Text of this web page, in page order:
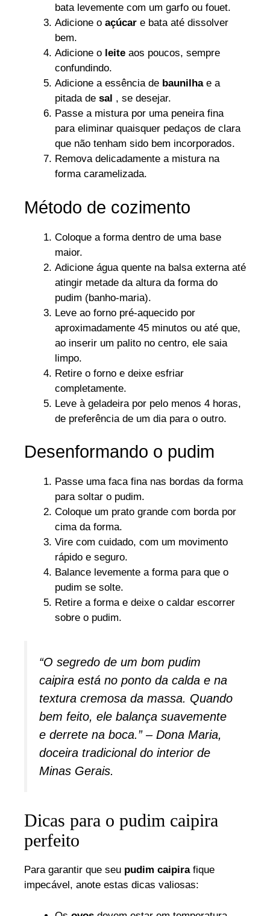
bata levemente com um garfo ou fouet.
Adicione o açúcar e bata até dissolver
bem.
Adicione o leite aos poucos, sempre
confundindo.
Adicione a essência de baunilhae a
pitada de sal , se desejar.
Passe a mistura por uma peneira fina
para eliminar quaisquer pedaços de clara
que não tenham sido bem incorporados.
Remova delicadamente a mistura na
forma caramelizada.
Método de cozimento
Coloque a forma dentro de uma base
maior.
Adicione água quente na balsa externa até
atingir metade da altura da forma do
pudim (banho-maria).
Leve ao forno pré-aquecido por
aproximadamente 45 minutos ou até que,
ao inserir um palito no centro, ele saia
limpo.
Retire o forno e deixe esfriar
completamente.
Leve à geladeira por pelo menos 4 horas,
de preferência de um dia para o outro.
Desenformando o pudim
Passe uma faca fina nas bordas da forma
para soltar o pudim.
Coloque um prato grande com borda por
cima da forma.
Vire com cuidado, com um movimento
rápido e seguro.
Balance levemente a forma para que o
pudim se solte.
Retire a forma e deixe o caldar escorrer
sobre o pudim.
“O segredo de um bom pudim
caipira está no ponto da calda e na
textura cremosa da massa. Quando
bem feito, ele balança suavemente
e derrete na boca.” – Dona Maria,
doceira tradicional do interior de
Minas Gerais.
Dicas para o pudim caipira
perfeito
Para garantir que seu pudim caipirafique
impecável, anote estas dicas valiosas: